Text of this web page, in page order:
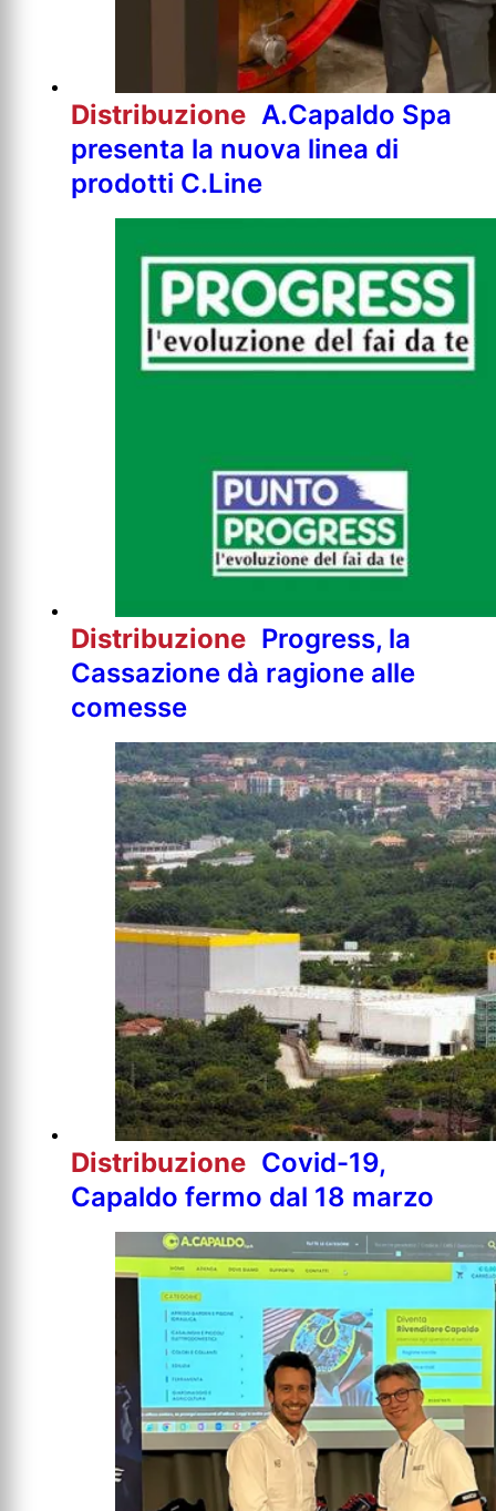
Distribuzione A.Capaldo Spa
presenta la nuova linea di
prodotti C.Line
Distribuzione Progress, la
Cassazione dà ragione alle
comesse
Distribuzione Covid-19,
Capaldo fermo dal 18 marzo